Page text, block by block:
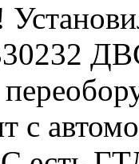
с